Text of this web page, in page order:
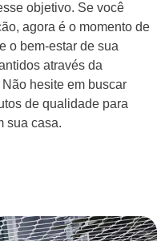
objetivo. Se você
agora é o momento de
o bem-estar de sua
através da
hesite em buscar
de qualidade para
sua casa.